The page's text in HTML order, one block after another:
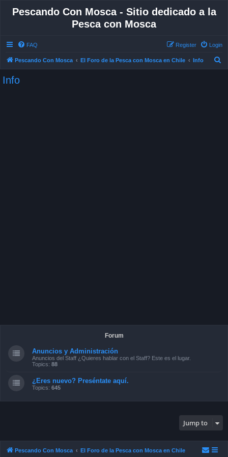
Pescando Con Mosca - Sitio dedicado a la
Pesca con Mosca
FAQ Login
Register
Pescando Con Mosca El Foro de la Pesca con Mosca en Chile Info
Info
Forum
Anuncios y Administración
Anuncios del Staff ¿Quieres hablar con el Staff? Este es el lugar.
Topics: 88
¿Eres nuevo? Preséntate aquí.
Topics: 645
Jump to
Pescando Con Mosca El Foro de la Pesca con Mosca en Chile